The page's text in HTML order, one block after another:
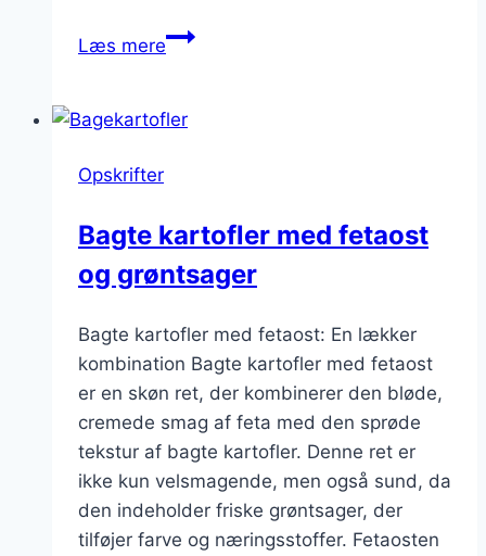
Læs mereBagekartofler
grøntsager
Opskrifter
Bagte kartofler med fetaost
og grøntsager
Bagte kartofler med fetaost: En lækker
kombination Bagte kartofler med fetaost
er en skøn ret, der kombinerer den bløde,
cremede smag af feta med den sprøde
tekstur af bagte kartofler. Denne ret er
ikke kun velsmagende, men også sund, da
den indeholder friske grøntsager, der
tilføjer farve og næringsstoffer. Fetaosten